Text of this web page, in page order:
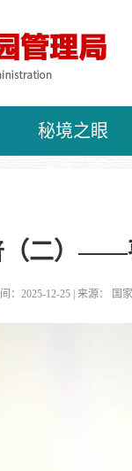
秘境之眼
（二）——
：2025-12-25 | 来源： 国